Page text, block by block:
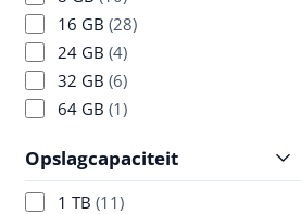
16 GB (28)
24 GB (4)
32 GB (6)
64 GB (1)
Opslagcapaciteit
1 TB (11)